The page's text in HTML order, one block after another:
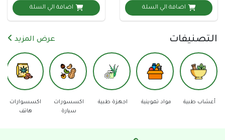
اضافة الي السلة اضافة الي السلة
عرض المزيد
تموينية اجهزة طبية
اكسسورات
اكسسوارات
دفاع عن
عدد